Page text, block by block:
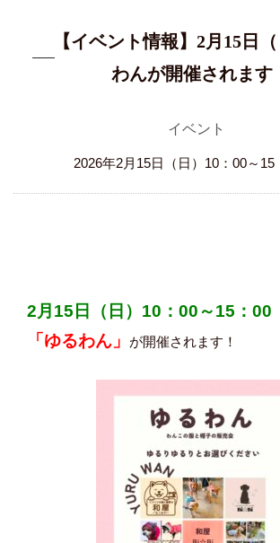
【イベント情報】2月15日
わんが開催されます
イベント
2026年2月15日（日）10：00～15
2月15日（日）10：00～15：00
「ゆるわん」
が開催されます！